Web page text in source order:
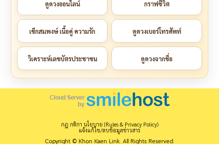
ดูดวงออนไลน์ กราฟชีวิต
เช็กสมพงษ์ เนื้อคู่ ความรัก ดูดวงเบอร์โทรศัพท์
วิเคราะห์เลขบัตรประชาชน ดูดวงจากชื่อ
กฎ กติกา นโยบาย (Rules & Privacy Policy)
แจ้งแก้ไข/ลบข้อมูลข่าวสาร
Copyright © Khon Kaen Link. All Rights Reserved.